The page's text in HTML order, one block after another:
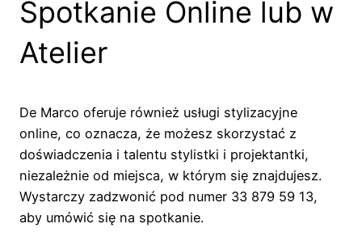
Spotkanie Online lub w
Atelier
De Marco oferuje również usługi stylizacyjne
online, co oznacza, że możesz skorzystać z
doświadczenia i talentu stylistki i projektantki,
niezależnie od miejsca, w którym się znajdujesz.
Wystarczy zadzwonić pod numer 33 879 59 13,
aby umówić się na spotkanie.